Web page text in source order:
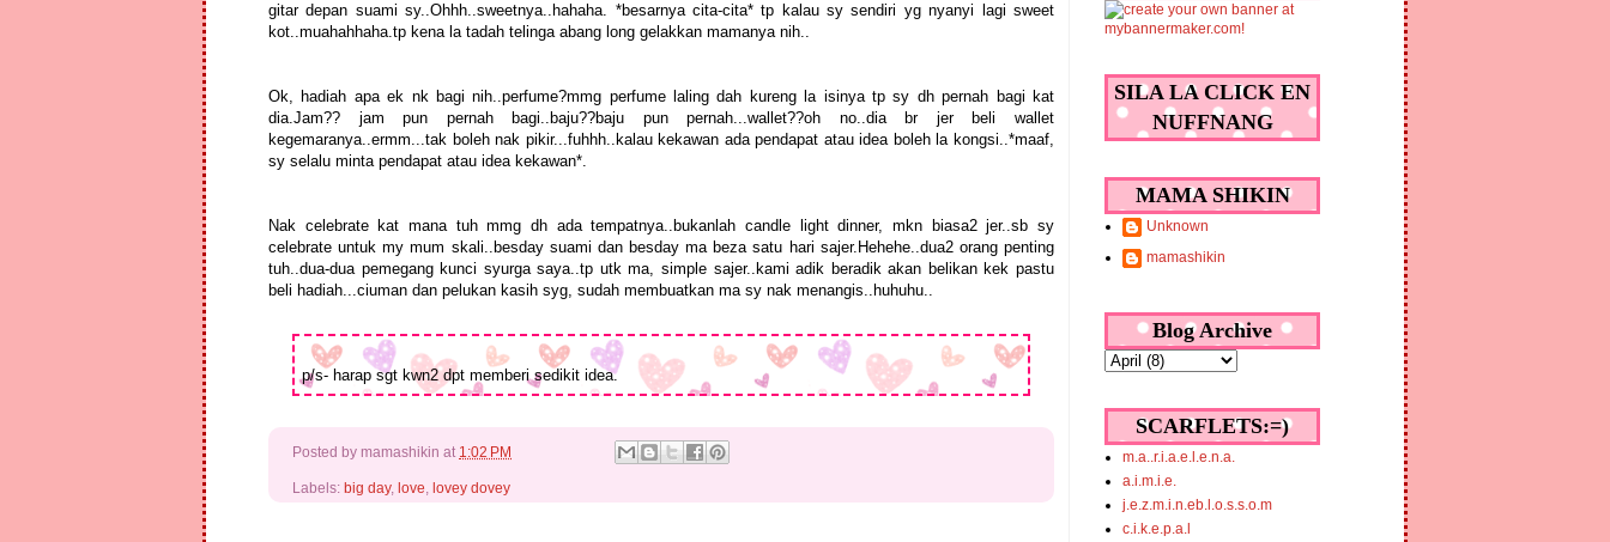
gitar depan suami sy..Ohhh..sweetnya..hahaha. *besarnya cita-cita* tp kalau sy sendiri yg nyanyi lagi sweet
kot..muahahhaha.tp kena la tadah telinga abang long gelakkan mamanya nih..
Ok, hadiah apa ek nk bagi nih..perfume?mmg perfume laling dah kureng la isinya tp sy dh pernah bagi kat
dia.Jam?? jam pun pernah bagi..baju??baju pun pernah...wallet??oh no..dia br jer beli wallet
kegemaranya..ermm...tak boleh nak pikir...fuhhh..kalau kekawan ada pendapat atau idea boleh la kongsi..*maaf,
sy selalu minta pendapat atau idea kekawan*.
Nak celebrate kat mana tuh mmg dh ada tempatnya..bukanlah candle light dinner, mkn biasa2 jer..sb sy
celebrate untuk my mum skali..besday suami dan besday ma beza satu hari sajer.Hehehe..dua2 orang penting
tuh..dua-dua pemegang kunci syurga saya..tp utk ma, simple sajer..kami adik beradik akan belikan kek pastu
beli hadiah...ciuman dan pelukan kasih syg, sudah membuatkan ma sy nak menangis..huhuhu..
p/s- harap sgt kwn2 dpt memberi sedikit idea.
Posted by mamashikin at 1:02 PM
Labels: big day, love, lovey dovey
SILA LA CLICK EN
NUFFNANG
MAMA SHIKIN
Unknown
mamashikin
Blog Archive
SCARFLETS:=)
m.a..r.i.a.e.l.e.n.a.
a.i.m.i.e.
j.e.z.m.i.n.eb.l.o.s.s.o.m
c.i.k.e.p.a.l